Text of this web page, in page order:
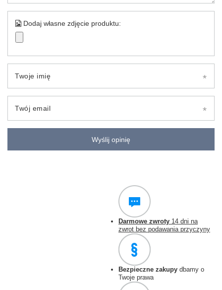
Dodaj własne zdjęcie produktu:
Twoje imię
Twój email
Wyślij opinię
Darmowe zwroty 14 dni na
zwrot bez podawania przyczyny
Bezpieczne zakupy dbamy o
Twoje prawa